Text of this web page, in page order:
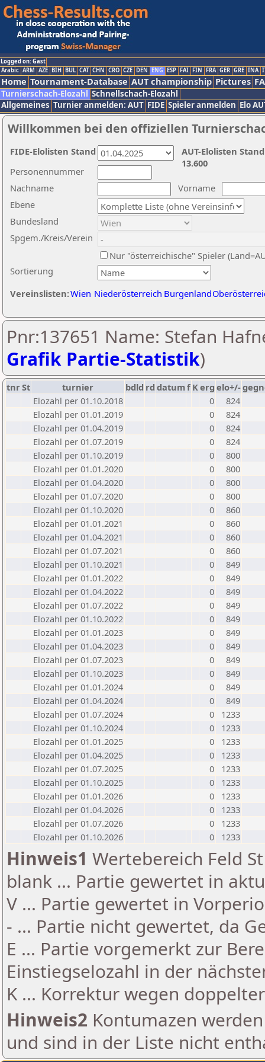
Logged on: Gast
Arabic ARM AZE BIH BUL CAT CHN CRO CZE DEN ENG ESP FAI FIN FRA GER GRE INA
Home Tournament-Database AUT championship Pictures
Turnierschach-Elozahl Schnellschach-Elozahl
Allgemeines Turnier anmelden: AUT FIDE Spieler anmelden Elo
Willkommen bei den offiziellen
Nachname
Vorname
Ebene
Sortierung
Personennummer
Bundesland
Spgem./Kreis/Verein
Nur "österreichische" Spieler
Vereinslisten:Wien Niederösterreich Burgenland
AUT-Elolisten
13.600
FIDE-Elolisten Stand
Pnr:137651 Name: Stefan
Grafik Partie-Statistik)
tnrSt turnier bdld rd datumf Kerg elo+/-
Elozahl per 01.10.2018
0
824
Elozahl per 01.01.2019
0
824
Elozahl per 01.04.2019
0
824
Elozahl per 01.07.2019
0
824
Elozahl per 01.10.2019
0
800
Elozahl per 01.01.2020
0
800
Elozahl per 01.04.2020
0
800
Elozahl per 01.07.2020
0
800
Elozahl per 01.10.2020
0
860
Elozahl per 01.01.2021
0
860
Elozahl per 01.04.2021
0
860
Elozahl per 01.07.2021
0
860
Elozahl per 01.10.2021
0
849
Elozahl per 01.01.2022
0
849
Elozahl per 01.04.2022
0
849
Elozahl per 01.07.2022
0
849
Elozahl per 01.10.2022
0
849
Elozahl per 01.01.2023
0
849
Elozahl per 01.04.2023
0
849
Elozahl per 01.07.2023
0
849
Elozahl per 01.10.2023
0
849
Elozahl per 01.01.2024
0
849
Elozahl per 01.04.2024
0
849
Elozahl per 01.07.2024
0
1233
Elozahl per 01.10.2024
0
1233
Elozahl per 01.01.2025
0
1233
Elozahl per 01.04.2025
0
1233
Elozahl per 01.07.2025
0
1233
Elozahl per 01.10.2025
0
1233
Elozahl per 01.01.2026
0
1233
Elozahl per 01.04.2026
0
1233
Elozahl per 01.07.2026
0
1233
Elozahl per 01.10.2026
0 1233
Hinweis1 Wertebereich Feld
blank ... Partie gewertet in
V ... Partie gewertet in
- ... Partie nicht gewertet, da
E ... Partie vorgemerkt zur
Einstiegselozahl in der
K ... Korrektur wegen
Hinweis2 Kontumazen
und sind in der Liste nicht